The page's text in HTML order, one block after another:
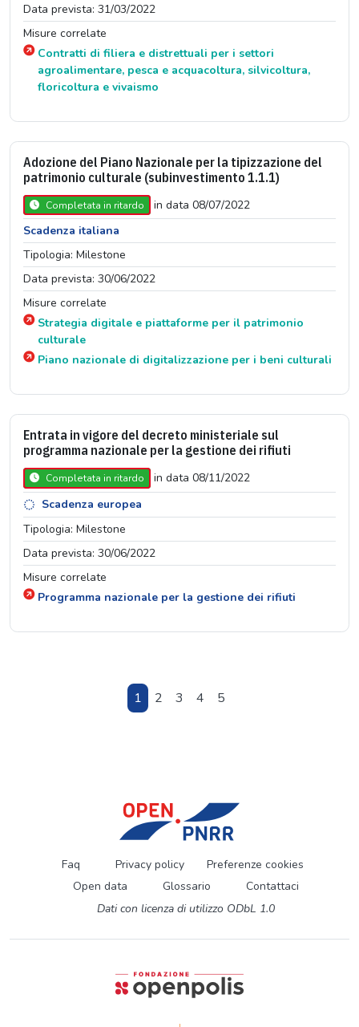
Data prevista: 31/03/2022
Misure correlate
Contratti di filiera e distrettuali per i settori
agroalimentare, pesca e acquacoltura, silvicoltura,
floricoltura e vivaismo
Adozione del Piano Nazionale per la tipizzazione del
patrimonio culturale (subinvestimento 1.1.1)
Completata in ritardo
in data 08/07/2022
Scadenza italiana
Tipologia: Milestone
Data prevista: 30/06/2022
Misure correlate
Strategia digitale e piattaforme per il patrimonio
culturale
Piano nazionale di digitalizzazione per i beni culturali
Entrata in vigore del decreto ministeriale sul
programma nazionale per la gestione dei rifiuti
Completata in ritardo
in data 08/11/2022
Scadenza europea
Tipologia: Milestone
Data prevista: 30/06/2022
Misure correlate
Programma nazionale per la gestione dei rifiuti
1 2 3 4 5
Faq Privacy policy
Preferenze cookies
Open data
Glossario
Contattaci
Dati con licenza di utilizzo ODbL 1.0